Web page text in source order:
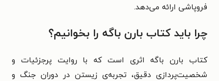
فروپاشی ارائه می‌دهد.
چرا باید کتاب بارن باگه را بخوانیم؟
کتاب بارن باگه اثری است که با روایت پرجزئیات و
شخصیت‌پردازی دقیق، تجربه‌ی زیستن در دوران جنگ و